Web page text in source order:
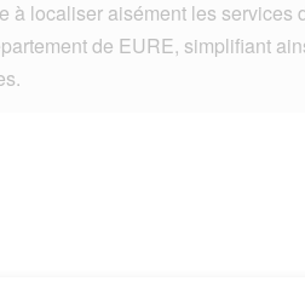
à localiser aisément les services
de EURE, simplifiant